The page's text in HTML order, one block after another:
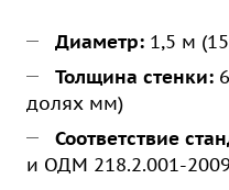
Диаметр: 1,5 м
Толщина стенки:
долях мм)
Соответствие
и ОДМ 218.2.001-2009